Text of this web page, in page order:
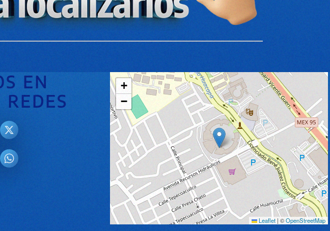
EN
REDES
+
−
Leaflet | ©OpenStreetMap